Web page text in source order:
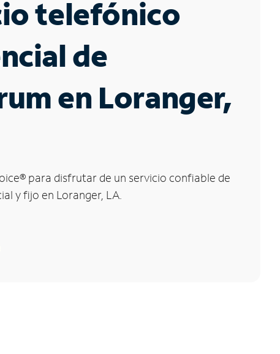
telefónico
de
en Loranger,
® para disfrutar de un servicio confiable de
y fijo en Loranger, LA.